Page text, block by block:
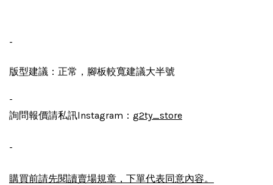
-
版型建議： 正常，腳板較寬建議大半號
-
詢問報價請私訊lnstagram： g2ty_store
-
購買前請先閱讀賣場規章，下單代表同意內容。